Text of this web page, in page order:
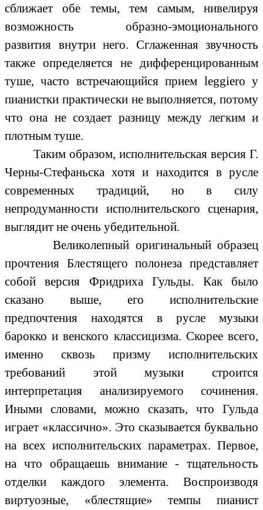
сближает обе темы, тем самым, нивелируя
возможность образно-эмоционального
развития внутри него. Сглаженная звучность
также определяется не дифференцированным
туше, часто встречающийся прием leggiero у
пианистки практически не выполняется, потому
что она не создает разницу между легким и
плотным туше.
Таким образом, исполнительская версия Г.
Черны-Стефаньска хотя и находится в русле
современных традиций, но в силу
непродуманности исполнительского сценария,
выглядит не очень убедительной.
Великолепный оригинальный образец
прочтения Блестящего полонеза представляет
собой версия Фридриха Гульды. Как было
сказано выше, его исполнительские
предпочтения находятся в русле музыки
барокко и венского классицизма. Скорее всего,
именно сквозь призму исполнительских
требований этой музыки строится
интерпретация анализируемого сочинения.
Иными словами, можно сказать, что Гульда
играет «классично». Это сказывается буквально
на всех исполнительских параметрах. Первое,
на что обращаешь внимание - тщательность
отделки каждого элемента. Воспроизводя
виртуозные, «блестящие» темпы пианист